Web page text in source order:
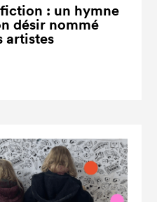
: un hymne
désir nommé
artistes